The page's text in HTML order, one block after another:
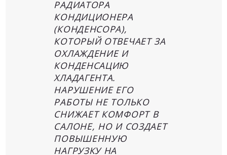
РАДИАТОРА
КОНДИЦИОНЕРА
(КОНДЕНСОРА),
КОТОРЫЙ ОТВЕЧАЕТ ЗА
ОХЛАЖДЕНИЕ И
КОНДЕНСАЦИЮ
ХЛАДАГЕНТА.
НАРУШЕНИЕ ЕГО
РАБОТЫ НЕ ТОЛЬКО
СНИЖАЕТ КОМФОРТ В
САЛОНЕ, НО И СОЗДАЕТ
ПОВЫШЕННУЮ
НАГРУЗКУ НА